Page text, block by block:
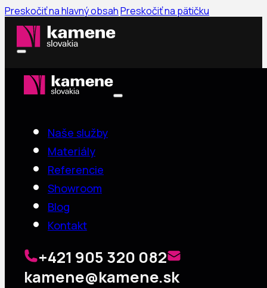
Preskočiť na hlavný obsahPreskočiť na pätičku
Naše služby
Materiály
Referencie
Showroom
Blog
Kontakt
+421 905 320 082
kamene@kamene.sk